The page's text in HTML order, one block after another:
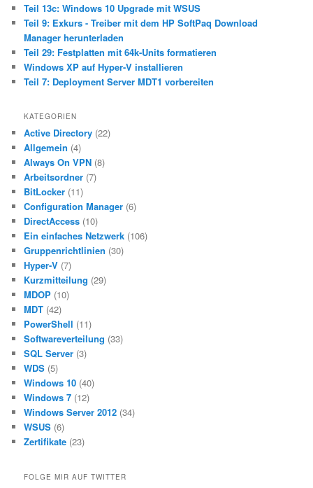
Teil 13c: Windows 10 Upgrade mit WSUS
Teil 9: Exkurs - Treiber mit dem HP SoftPaq Download
Manager herunterladen
Teil 29: Festplatten mit 64k-Units formatieren
Windows XP auf Hyper-V installieren
Teil 7: Deployment Server MDT1 vorbereiten
KATEGORIEN
Active Directory (22)
Allgemein (4)
Always On VPN (8)
Arbeitsordner (7)
BitLocker (11)
Configuration Manager (6)
DirectAccess (10)
Ein einfaches Netzwerk (106)
Gruppenrichtlinien (30)
Hyper-V (7)
Kurzmitteilung (29)
MDOP (10)
MDT (42)
PowerShell (11)
Softwareverteilung (33)
SQL Server (3)
WDS (5)
Windows 10 (40)
Windows 7 (12)
Windows Server 2012 (34)
WSUS (6)
Zertifikate (23)
FOLGE MIR AUF TWITTER